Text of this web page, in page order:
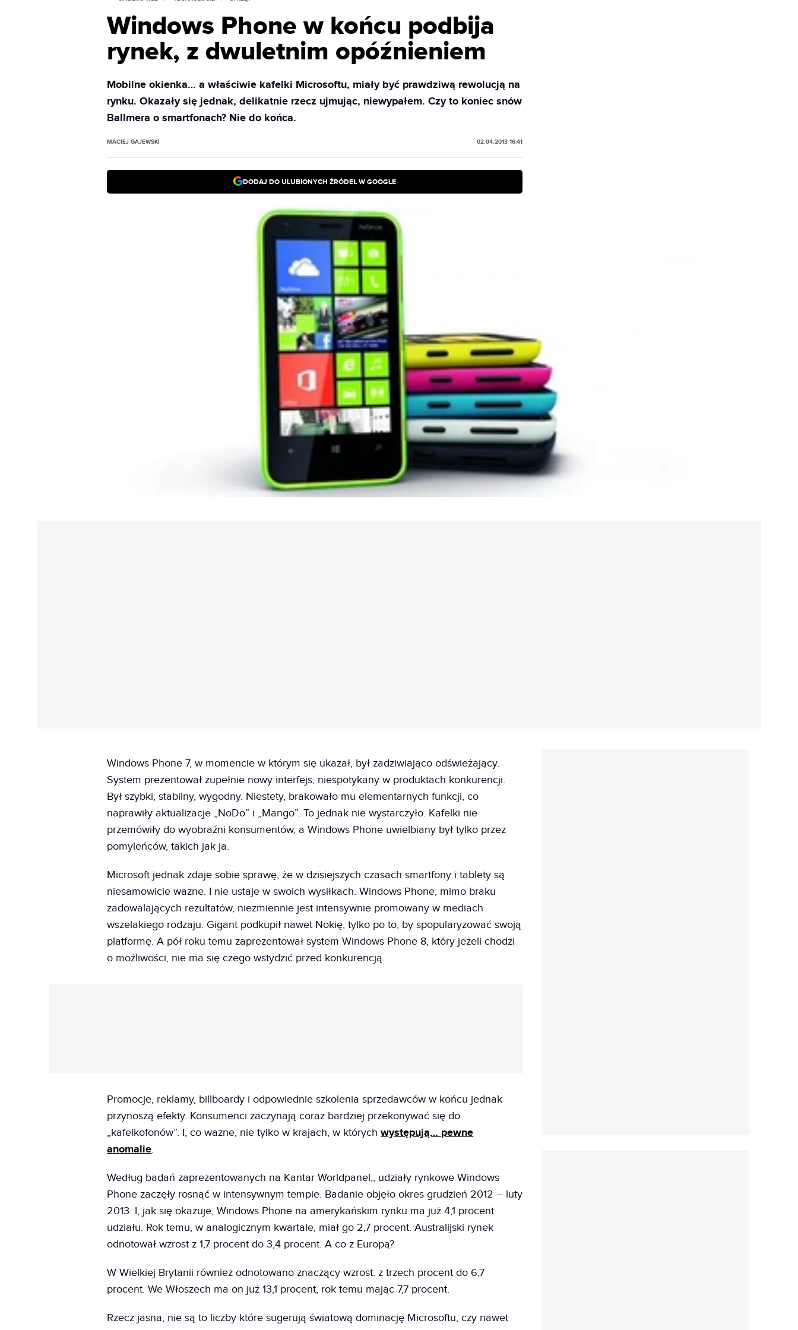
Windows Phone w końcu podbija
rynek, z dwuletnim opóźnieniem
Mobilne okienka… a właściwie kafelki Microsoftu, miały być prawdziwą rewolucją na
rynku. Okazały się jednak, delikatnie rzecz ujmując, niewypałem. Czy to koniec snów
Ballmera o smartfonach? Nie do końca.
MACIEJ GAJEWSKI 02.04.2013 16:41
DODAJ DO ULUBIONYCH ŹRÓDEŁ W GOOGLE
Windows Phone 7, w momencie w którym się ukazał, był zadziwiająco odświeżający.
System prezentował zupełnie nowy interfejs, niespotykany w produktach konkurencji.
Był szybki, stabilny, wygodny. Niestety, brakowało mu elementarnych funkcji, co
naprawiły aktualizacje „NoDo” i „Mango”. To jednak nie wystarczyło. Kafelki nie
przemówiły do wyobraźni konsumentów, a Windows Phone uwielbiany był tylko przez
pomyleńców, takich jak ja.
Microsoft jednak zdaje sobie sprawę, że w dzisiejszych czasach smartfony i tablety są
niesamowicie ważne. I nie ustaje w swoich wysiłkach. Windows Phone, mimo braku
zadowalających rezultatów, niezmiennie jest intensywnie promowany w mediach
wszelakiego rodzaju. Gigant podkupił nawet Nokię, tylko po to, by spopularyzować swoją
platformę. A pół roku temu zaprezentował system Windows Phone 8, który jeżeli chodzi
o możliwości, nie ma się czego wstydzić przed konkurencją.
Promocje, reklamy, billboardy i odpowiednie szkolenia sprzedawców w końcu jednak
przynoszą efekty. Konsumenci zaczynają coraz bardziej przekonywać się do
„kafelkofonów”. I, co ważne, nie tylko w krajach, w którychwystępują… pewne
anomalie.
Według badań zaprezentowanych na Kantar Worldpanel,, udziały rynkowe Windows
Phone zaczęły rosnąć w intensywnym tempie. Badanie objęło okres grudzień 2012 – luty
2013. I, jak się okazuje, Windows Phone na amerykańskim rynku ma już 4,1 procent
udziału. Rok temu, w analogicznym kwartale, miał go 2,7 procent. Australijski rynek
odnotował wzrost z 1,7 procent do 3,4 procent. A co z Europą?
W Wielkiej Brytanii również odnotowano znaczący wzrost: z trzech procent do 6,7
procent. We Włoszech ma on już 13,1 procent, rok temu mając 7,7 procent.
Rzecz jasna, nie są to liczby które sugerują światową dominację Microsoftu, czy nawet